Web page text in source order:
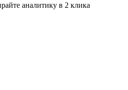
аналитику в 2 клика